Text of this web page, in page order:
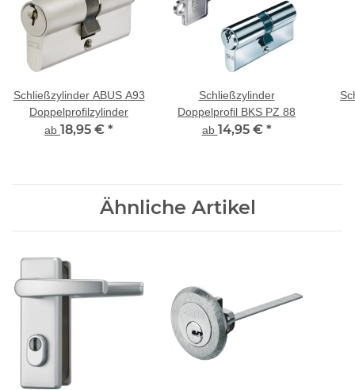
Schließzylinder ABUS A93
Doppelprofilzylinder
ab 18,95 € *
Schließzylinder
Doppelprofil BKS PZ 88
ab 14,95 € *
Ähnliche Artikel